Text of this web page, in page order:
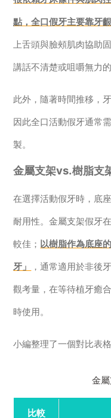
點，全口假牙主要靠牙
上舌頭與臉頰肌肉協助
講話不清楚或咀嚼無力的
此外，隨著時間推移，
因此全口活動假牙通常
製。
金屬支架vs.樹脂支
在選擇活動假牙時，底
耐用性。金屬支架假牙
較佳； 以樹脂作為底座
牙」
，通常適用於非後
觀考量，在等待植牙癒
時使用。
小編整理了一個對比表
金
比較